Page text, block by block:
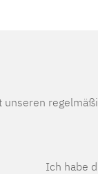
unseren
Ich habe